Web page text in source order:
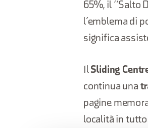
65%, il “Salto
l’emblema di
significa
Il Sliding
continua una
pagine
località in tutto